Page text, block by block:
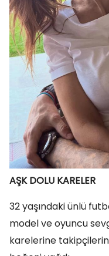
AŞK DOLU KARELER
32 yaşındaki ünlü
model ve oyuncu
karelerine